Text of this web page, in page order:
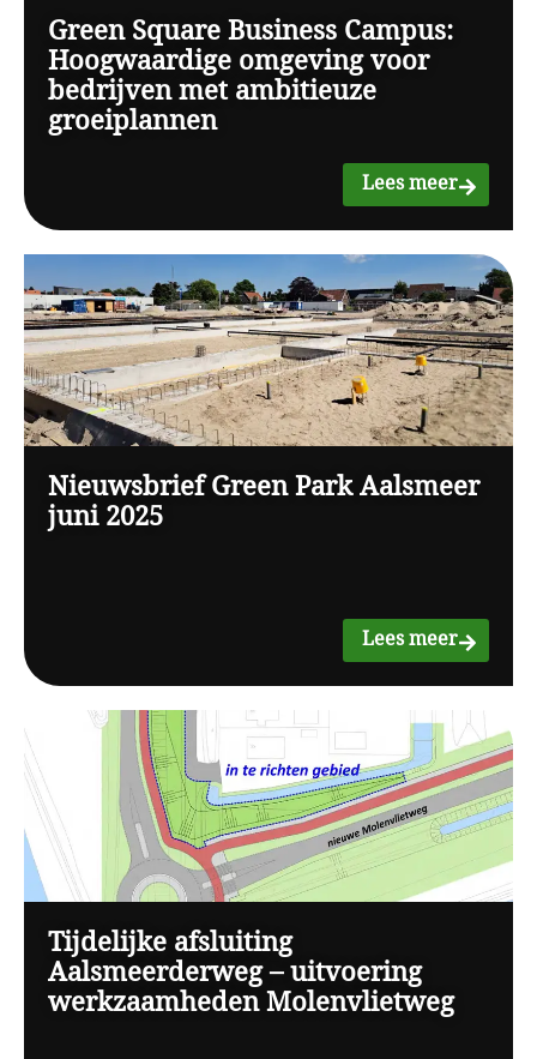
Green Square Business Campus:
Hoogwaardige omgeving voor
bedrijven met ambitieuze
groeiplannen
Lees meer
Nieuwsbrief Green Park Aalsmeer
juni 2025
Lees meer
Tijdelijke afsluiting
Aalsmeerderweg – uitvoering
werkzaamheden Molenvlietweg